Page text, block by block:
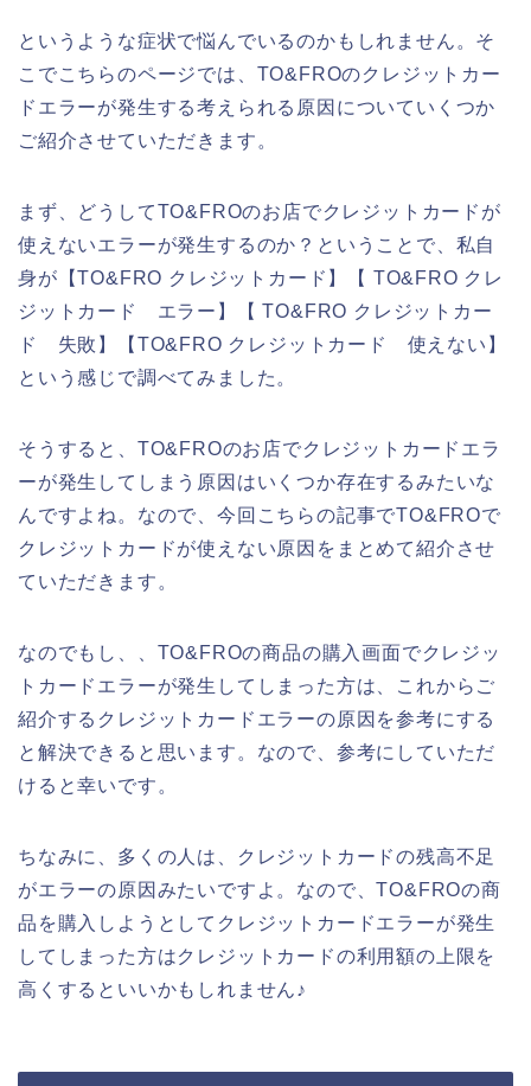
というような症状で悩んでいるのかもしれません。そ
こでこちらのページでは、TO&FROのクレジットカー
ドエラーが発生する考えられる原因についていくつか
ご紹介させていただきます。
まず、どうしてTO&FROのお店でクレジットカードが
使えないエラーが発生するのか？ということで、私自
身が【TO&FRO クレジットカード】【 TO&FRO クレ
ジットカード エラー】【 TO&FRO クレジットカー
ド 失敗】【TO&FRO クレジットカード 使えない】
という感じで調べてみました。
そうすると、TO&FROのお店でクレジットカードエラ
ーが発生してしまう原因はいくつか存在するみたいな
んですよね。なので、今回こちらの記事でTO&FROで
クレジットカードが使えない原因をまとめて紹介させ
ていただきます。
なのでもし、、TO&FROの商品の購入画面でクレジッ
トカードエラーが発生してしまった方は、これからご
紹介するクレジットカードエラーの原因を参考にする
と解決できると思います。なので、参考にしていただ
けると幸いです。
ちなみに、多くの人は、クレジットカードの残高不足
がエラーの原因みたいですよ。なので、TO&FROの商
品を購入しようとしてクレジットカードエラーが発生
してしまった方はクレジットカードの利用額の上限を
高くするといいかもしれません♪